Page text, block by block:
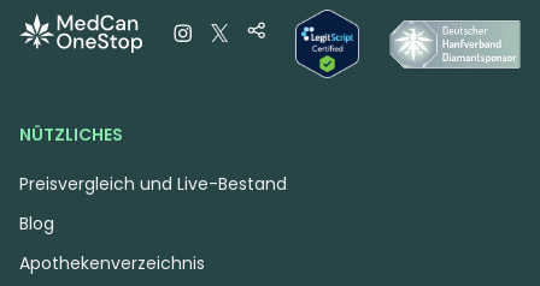
0(0)
Cosmic Mac
0(0)
THC:26,3
NÜTZLICHES
Preisvergleich und Live-Bestand
Blog
Apothekenverzeichnis